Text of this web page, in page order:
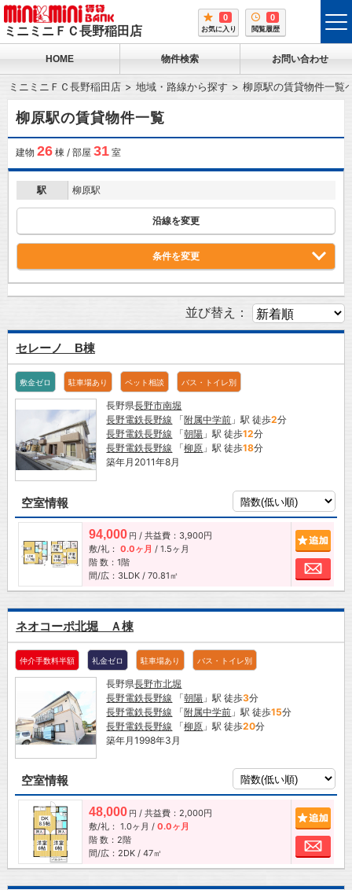
ミニミニＦＣ長野稲田店
0
お気に入り
0
閲覧履歴
HOME 物件検索 お問い合わせ
ミニミニＦＣ長野稲田店 地域・路線から探す 柳原駅の賃貸物件一覧
柳原駅の賃貸物件一覧
建物 26棟 / 部屋 31室
駅 柳原駅
沿線を変更
条件を変更
並び替え：
セレーノ B棟
敷金ゼロ 駐車場あり ペット相談 バス・トイレ別
長野県長野市南堀
長野電鉄長野線 「附属中学前 」駅 徒歩2分
長野電鉄長野線 「朝陽 」駅 徒歩12分
長野電鉄長野線 「柳原 」駅 徒歩18分
築年月2011年8月
空室情報
94,000 円 / 共益費：3,900円
敷/礼： 0.0ヶ月 / 1.5ヶ月
階 数：1階
間/広：3LDK / 70.81㎡
お
ネオコーポ北堀 Ａ棟
仲介手数料半額 礼金ゼロ 駐車場あり バス・トイレ別
長野県長野市北堀
長野電鉄長野線 「朝陽 」駅 徒歩3分
長野電鉄長野線 「附属中学前 」駅 徒歩15分
長野電鉄長野線 「柳原 」駅 徒歩20分
築年月1998年3月
空室情報
48,000 円 / 共益費：2,000円
敷/礼： 1.0ヶ月 / 0.0ヶ月
階 数：2階
間/広：2DK / 47㎡
お